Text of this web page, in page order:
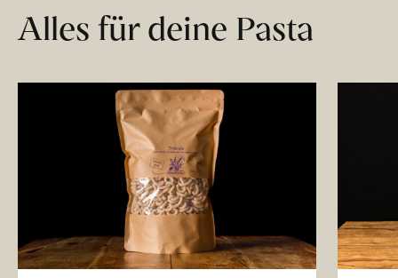
Alles für deine Pasta